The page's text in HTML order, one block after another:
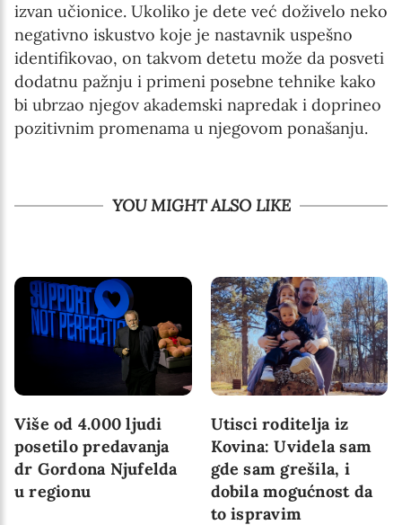
izvan učionice. Ukoliko je dete već doživelo neko
negativno iskustvo koje je nastavnik uspešno
identifikovao, on takvom detetu može da posveti
dodatnu pažnju i primeni posebne tehnike kako
bi ubrzao njegov akademski napredak i doprineo
pozitivnim promenama u njegovom ponašanju.
YOU MIGHT ALSO LIKE
Više od 4.000 ljudi
posetilo predavanja
dr Gordona Njufelda
u regionu
Utisci roditelja iz
Kovina: Uvidela sam
gde sam grešila, i
dobila mogućnost da
to ispravim